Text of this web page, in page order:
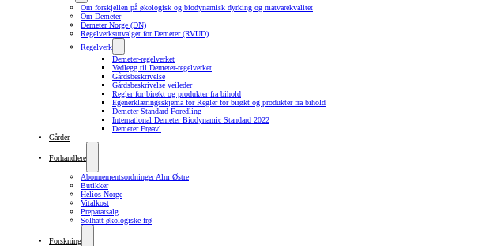
Om forskjellen på økologisk og biodynamisk dyrking og matvarekvalitet
Om Demeter
Demeter Norge (DN)
Regelverksutvalget for Demeter (RVUD)
Regelverk
Demeter-regelverket
Vedlegg til Demeter-regelverket
Gårdsbeskrivelse
Gårdsbeskrivelse veileder
Regler for birøkt og produkter fra bihold
Egenerklæringsskjema for Regler for birøkt og produkter fra bihold
Demeter Standard Foredling
International Demeter Biodynamic Standard 2022
Demeter Frøavl
Gårder
Forhandlere
Abonnementsordninger Alm Østre
Butikker
Helios Norge
Vitalkost
Preparatsalg
Solhatt økologiske frø
Forskning